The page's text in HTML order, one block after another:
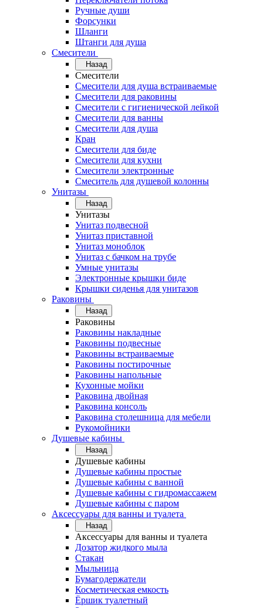
Ручные души
Форсунки
Шланги
Штанги для душа
Смесители
Назад
Смесители
Смесители для душа встраиваемые
Смесители для раковины
Смесители с гигиенической лейкой
Смесители для ванны
Смесители для душа
Кран
Смесители для биде
Смесители для кухни
Смесители электронные
Смеситель для душевой колонны
Унитазы
Назад
Унитазы
Унитаз подвесной
Унитаз приставной
Унитаз моноблок
Унитаз с бачком на трубе
Умные унитазы
Электронные крышки биде
Крышки сиденья для унитазов
Раковины
Назад
Раковины
Раковины накладные
Раковины подвесные
Раковины встраиваемые
Раковины постирочные
Раковины напольные
Кухонные мойки
Раковина двойная
Раковина консоль
Раковина столешница для мебели
Рукомойники
Душевые кабины
Назад
Душевые кабины
Душевые кабины простые
Душевые кабины с ванной
Душевые кабины с гидромассажем
Душевые кабины с паром
Аксессуары для ванны и туалета
Назад
Аксессуары для ванны и туалета
Дозатор жидкого мыла
Стакан
Мыльница
Бумагодержатели
Косметическая емкость
Ёршик туалетный